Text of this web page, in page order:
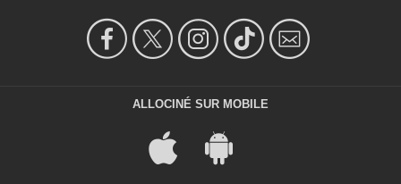
ALLOCINÉ SUR MOBILE